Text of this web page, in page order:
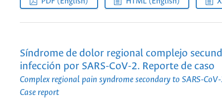
Síndrome de dolor regional complejo
infección por SARS-CoV-2. Reporte de caso
Complex regional pain syndrome secondary to SARS-
Case report